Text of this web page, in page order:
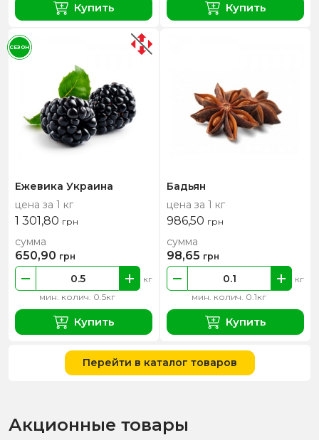
Купить Купить
Ежевика Украина
цена за 1 кг
1 301,80 грн
мин. колич. 0.5кг
кг
сумма
650,90 грн
Купить
СЕЗОН
Бадьян
цена за 1 кг
986,50 грн
мин. колич. 0.1кг
кг
сумма
98,65 грн
Купить
Перейти в каталог товаров
Акционные товары